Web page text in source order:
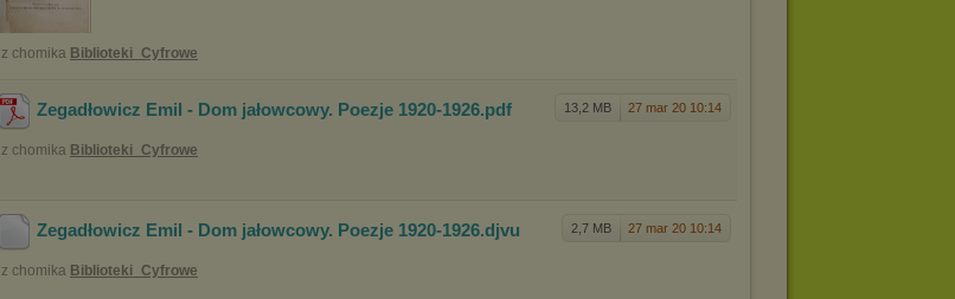
z chomika Biblioteki_Cyfrowe
13,2 MB 27 mar 20 10:14
Zegadłowicz Emil - Dom jałowcowy. Poezje 1920-1926.pdf
z chomika Biblioteki_Cyfrowe
2,7 MB 27 mar 20 10:14
Zegadłowicz Emil - Dom jałowcowy. Poezje 1920-1926.djvu
z chomika Biblioteki_Cyfrowe